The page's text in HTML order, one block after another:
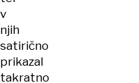
v
njih
satirično
prikazal
takratno